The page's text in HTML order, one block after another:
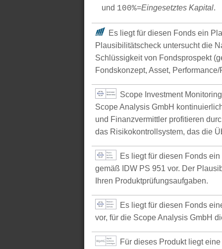
und 100%=Eingesetztes Kapital.
Es liegt für diesen Fonds ein
Plausibilitätscheck untersucht die
Schlüssigkeit von Fondsprospekt
Fondskonzept, Asset,
Scope Investment
Scope Analysis GmbH
und Finanzvermittler profitieren
das Risikokontrollsystem, das die
Es liegt für diesen Fonds
gemäß IDW PS 951 vor. Der
Ihren Produktprüfungsaufgaben.
Es liegt für diesen Fonds
vor, für die Scope Analysis GmbH
Für dieses Produkt liegt